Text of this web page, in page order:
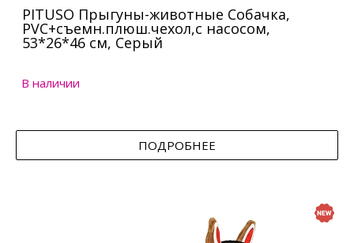
PITUSO Прыгуны-животные Собачка,
PVC+съемн.плюш.чехол,с насосом,
53*26*46 см, Серый
В наличии
ПОДРОБНЕЕ